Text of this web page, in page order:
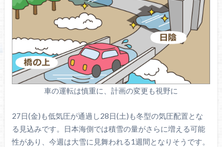
車の運転は慎重に、計画の変更も視野に
27日(金)も低気圧が通過し28日(土)も冬型の気圧配置とな
る見込みです。日本海側では積雪の量がさらに増える可能
性があり、今週は大雪に見舞われる1週間となりそうです。